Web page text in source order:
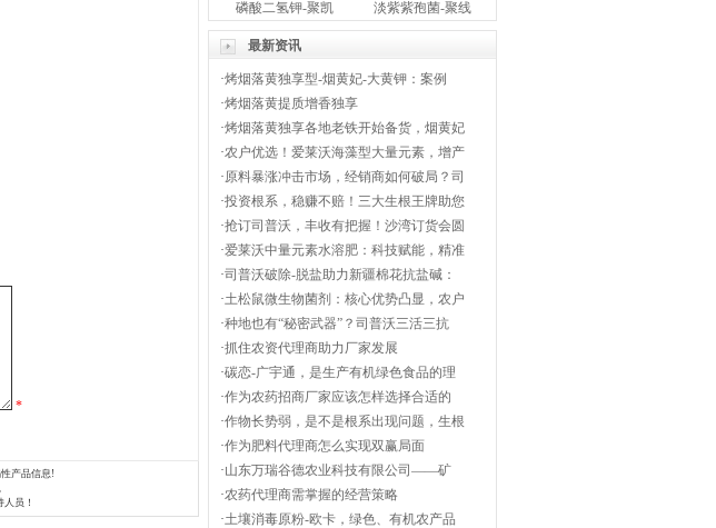
*
产品信息!
员！
磷酸二氢钾-聚凯 淡紫紫孢菌-聚线
最新资讯
·烤烟落黄独享型-烟黄妃-大黄钾：案例
·烤烟落黄提质增香独享
·烤烟落黄独享各地老铁开始备货，烟黄妃
·农户优选！爱莱沃海藻型大量元素，增产
·原料暴涨冲击市场，经销商如何破局？司
·投资根系，稳赚不赔！三大生根王牌助您
·抢订司普沃，丰收有把握！沙湾订货会圆
·爱莱沃中量元素水溶肥：科技赋能，精准
·司普沃破除-脱盐助力新疆棉花抗盐碱：
·土松鼠微生物菌剂：核心优势凸显，农户
·种地也有“秘密武器”？司普沃三活三抗
·抓住农资代理商助力厂家发展
·碳恋-广宇通，是生产有机绿色食品的理
·作为农药招商厂家应该怎样选择合适的
·作物长势弱，是不是根系出现问题，生根
·作为肥料代理商怎么实现双赢局面
·山东万瑞谷德农业科技有限公司——矿
·农药代理商需掌握的经营策略
·土壤消毒原粉-欧卡，绿色、有机农产品